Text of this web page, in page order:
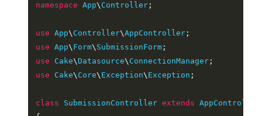
namespace
App\ Controller ;
use App\ Controller\AppController
use
App\ Form\ SubmissionForm
use
Cake\Datasource\ ConnectionManager
use
Cake\ Core\ Exception\ Exception ;
class SubmissionController extends
AppController